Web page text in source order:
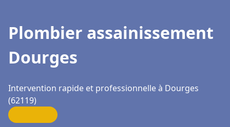
Plombier assainissement
Dourges
Intervention rapide et professionnelle à Dourges
(62119)